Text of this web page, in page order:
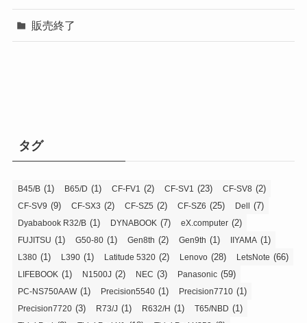
販売終了
タグ
B45/B (1) B65/D (1) CF-FV1 (2) CF-SV1 (23) CF-SV8 (2)
CF-SV9 (9) CF-SX3 (2) CF-SZ5 (2) CF-SZ6 (25) Dell (7)
Dyababook R32/B (1) DYNABOOK (7) eX.computer (2)
FUJITSU (1) G50-80 (1) Gen8th (2) Gen9th (1) IIYAMA (1)
L380 (1) L390 (1) Latitude 5320 (2) Lenovo (28) LetsNote (66)
LIFEBOOK (1) N1500J (2) NEC (3) Panasonic (59)
PC-NS750AAW(1) Precision5540 (1) Precision7710 (1)
Precision7720 (3) R73/J (1) R632/H (1) T65/NBD (1)